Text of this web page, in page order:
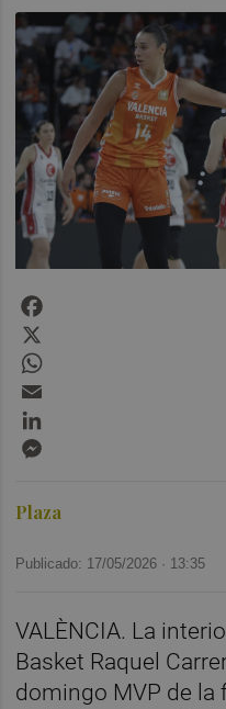
Plaza
Publicado: 17/05/2026 · 13:35
VALÈNCIA. La
Basket Raquel
domingo MVP de la